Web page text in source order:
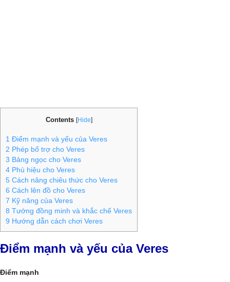
Contents [Hide]
1 Điểm mạnh và yếu của Veres
2 Phép bổ trợ cho Veres
3 Bảng ngọc cho Veres
4 Phù hiệu cho Veres
5 Cách nâng chiêu thức cho Veres
6 Cách lên đồ cho Veres
7 Kỹ năng của Veres
8 Tướng đồng minh và khắc chế Veres
9 Hướng dẫn cách chơi Veres
Điểm mạnh và yếu của Veres
Điểm mạnh